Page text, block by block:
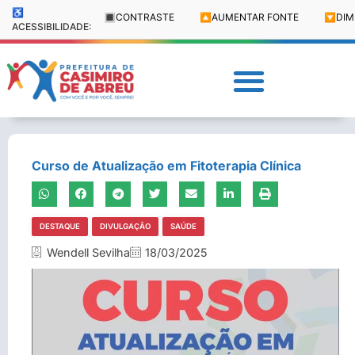
♿
ACESSIBILIDADE:
🔳 CONTRASTE 🔼 AUMENTAR FONTE 🔽
Curso de Atualização em Fitoterapia Clínica
DESTAQUE DIVULGAÇÃO SAÚDE
Wendell Sevilha 18/03/2025